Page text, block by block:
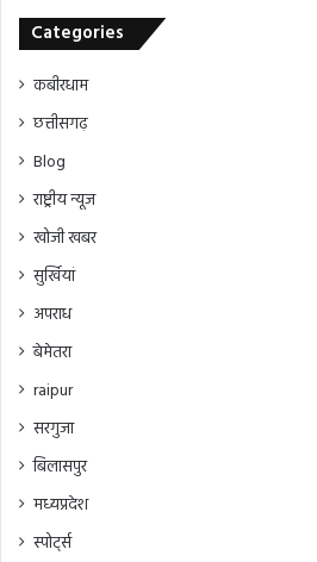
Categories
कबीरधाम
छत्तीसगढ़
Blog
राष्ट्रीय न्यूज
खोजी खबर
सुर्खियां
अपराध
बेमेतरा
raipur
सरगुजा
बिलासपुर
मध्यप्रदेश
स्पोर्ट्स